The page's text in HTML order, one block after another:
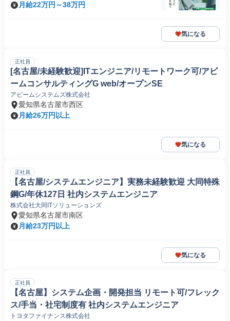
月給22万円～38万円
気になる
正社員
[名古屋/未経験歓迎]ITエンジニア/リモートワーク可/アビ
ームコンサルティングG web/オープンSE
アビームシステムズ株式会社
愛知県名古屋市西区
月給26万円以上
気になる
正社員
【名古屋/システムエンジニア】実務未経験歓迎 大同特殊
鋼G/年休127日 社内システムエンジニア
株式会社大同ITソリューションズ
愛知県名古屋市南区
月給23万円以上
気になる
正社員
【名古屋】システム企画・開発担当 リモート可/フレック
ス/手当・社宅制度有 社内システムエンジニア
トヨタファイナンス株式会社